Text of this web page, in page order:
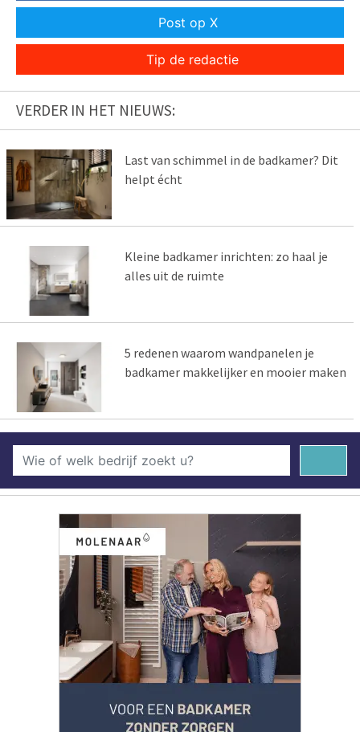
Post op X
Tip de redactie
VERDER IN HET NIEUWS:
Last van schimmel in de badkamer? Dit
helpt écht
Kleine badkamer inrichten: zo haal je
alles uit de ruimte
5 redenen waarom wandpanelen je
badkamer makkelijker en mooier maken